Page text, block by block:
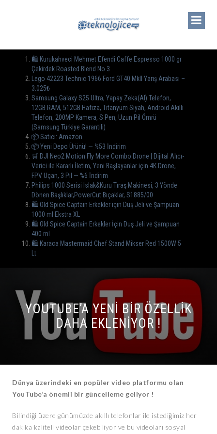
🛍️ Kurukahveci Mehmet Efendi Caffe Espresso 1000 gr
Çekirdek Roasted Blend No 3
Lego 42223 Technic 1966 Ford GT40 MkII Yarış Arabası –
3.025₺
Samsung Galaxy S25 Ultra, Yapay Zeka(AI) Telefon,
12GB RAM, 512GB Hafıza, Titanyum Siyah, Android Akıllı
Telefon, 200MP Kamera, S Pen, Uzun Pil Ömrü
(Samsung Türkiye Garantili)
📦 Satıcı: Amazon
📦 Yeni Depo Ürünü! — %53 İndirim
🛒 DJI Neo2 Motion Fly More Combo Drone | Dijital Alıcı-
Verici ile Kararlı İletim, Yeni Başlayanlar için 4K Drone,
FPV Uçan, 3 Pil — %6 İndirim
Philips 1000 Serisi Islak&Kuru Tıraş Makinesi, 3 Yönde
Dönen Başlıklar,PowerCut Bıçaklar, S1885/00
🛍️ Old Spice Captain Erkekler için Duş Jeli ve Şampuan
1000 ml Ekstra XL
🛍️ Old Spice Captain Erkekler İçin Duş Jeli ve Şampuan
400 ml
🛍️ Karaca Mastermaid Chef Stand Mikser Red 1500W 5
Lt
YOUTUBE’A YENI BIR ÖZELLIK
DAHA EKLENIYOR !
Dünya üzerindeki en popüler video platformu olan
YouTube’a önemli bir güncelleme geliyor !
Bilindiği üzere günümüzde akıllı telefonlar ile istediğimiz her
dakika kaliteli videolar çekebiliyor ve bu videoları sosyal